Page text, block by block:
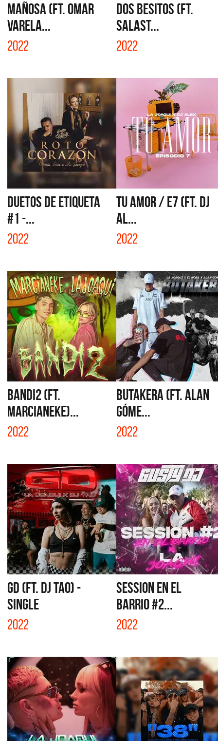
MAÑOSA (FT. OMAR
VARELA...
2022
DOS BESITOS (FT.
SALAST...
2022
DUETOS DE ETIQUETA
#1 -...
2022
TU AMOR / E7 (FT. DJ
AL...
2022
BANDI2 (FT.
MARCIANEKE)...
2022
BUTAKERA (FT. ALAN
GÓME...
2022
GD (FT. DJ TAO) -
SINGLE
2022
SESSION EN EL
BARRIO #2...
2022